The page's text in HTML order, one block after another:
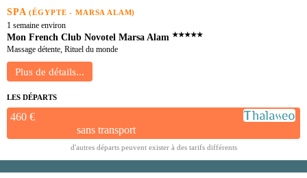
SPA(ÉGYPTE - MARSA ALAM)
1 semaine environ
Mon French Club Novotel Marsa Alam ★★★★★
Massage détente, Rituel du monde
LES DÉPARTS
460 €
sans transport
d'autres départs peuvent exister à des tarifs différents